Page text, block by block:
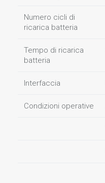
Numero cicli di
ricarica batteria
Tempo di ricarica
batteria
Interfaccia
Condizioni operative